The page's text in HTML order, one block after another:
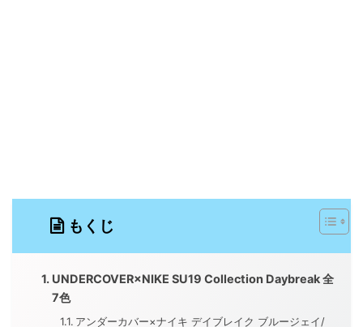
もくじ
UNDERCOVER×NIKE SU19 Collection Daybreak 全
7色
アンダーカバー×ナイキ デイブレイク ブルージェイ/